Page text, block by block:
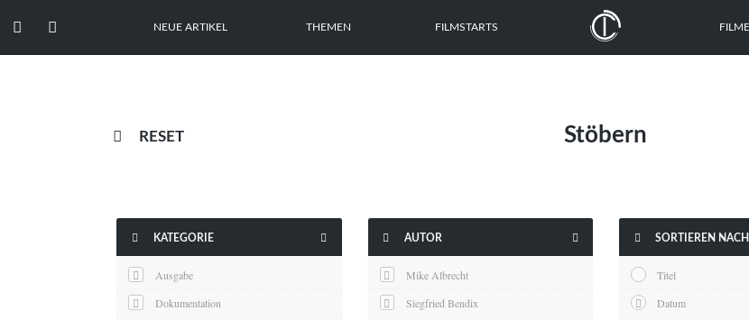
  NEUE ARTIKEL THEMEN FILMSTARTS
 RESET Stöbern
 KATEGORIE 
Ausgabe
Dokumentation
 AUTOR 
Mike Albrecht
Siegfried Bendix
 SORTIEREN NACH
Titel
Datum